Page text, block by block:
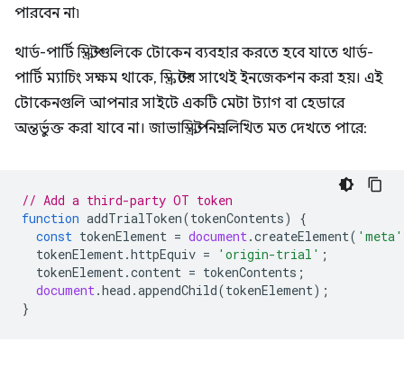
পারবেন না৷
থার্ড-পার্টি স্ক্রিপ্টগুলিকে টোকেন ব্যবহার করতে হবে যাতে থার্ড-
পার্টি ম্যাচিং সক্ষম থাকে, স্ক্রিপ্টের সাথেই ইনজেকশন করা হয়। এই
টোকেনগুলি আপনার সাইটে একটি মেটা ট্যাগ বা হেডারে
অন্তর্ভুক্ত করা যাবে না। জাভাস্ক্রিপ্ট নিম্নলিখিত মত দেখতে পারে:
// Add a third-party OT token
function addTrialToken(tokenContents)
{
const tokenElement = document.createElement( 'meta'
tokenElement.httpEquiv = 'origin-trial' ;
tokenElement.content = tokenContents ;
document.head .appendChild(tokenElement);
}